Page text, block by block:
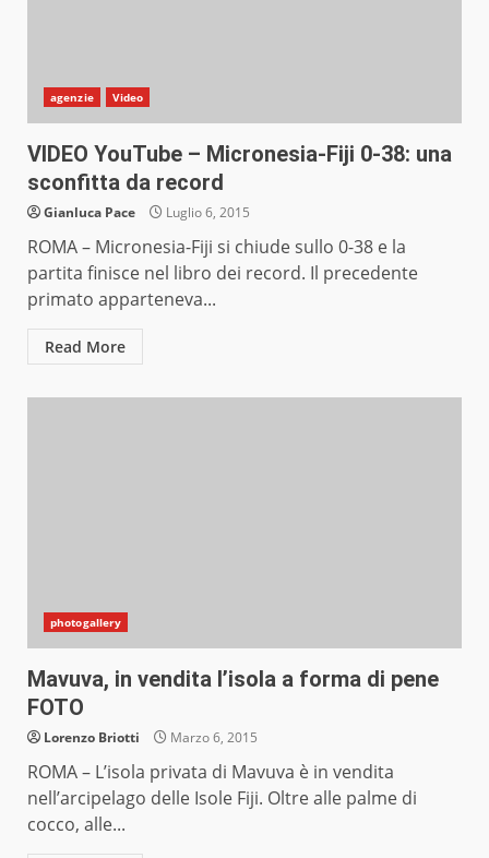
agenzie Video
VIDEO YouTube – Micronesia-Fiji 0-38: una
sconfitta da record
Gianluca Pace Luglio 6, 2015
ROMA – Micronesia-Fiji si chiude sullo 0-38 e la
partita finisce nel libro dei record. Il precedente
primato apparteneva...
Read More
photogallery
Mavuva, in vendita l’isola a forma di pene
FOTO
Lorenzo Briotti Marzo 6, 2015
ROMA – L’isola privata di Mavuva è in vendita
nell’arcipelago delle Isole Fiji. Oltre alle palme di
cocco, alle...